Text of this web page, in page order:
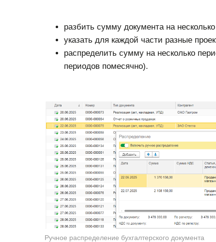
разбить сумму документа на
указать для каждой части разные
распределить сумму на несколько
периодов помесячно).
Ручное распределение бухгалтерского документа